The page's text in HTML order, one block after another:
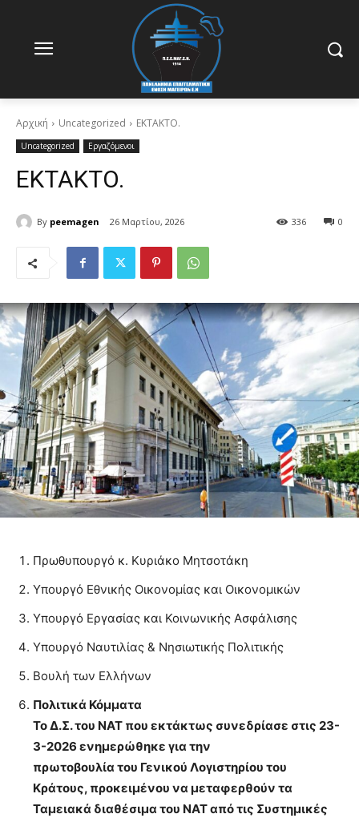
Αρχική Uncategorized EKTAKTO.
Uncategorized Εργαζόμενοι
EKTAKTO.
By peemagen 26 Μαρτίου, 2026 0
336
Πρωθυπουργό κ. Κυριάκο Μητσοτάκη
Υπουργό Εθνικής Οικονομίας και Οικονομικών
Υπουργό Εργασίας και Κοινωνικής Ασφάλισης
Υπουργό Ναυτιλίας & Νησιωτικής Πολιτικής
Βουλή των Ελλήνων
Πολιτικά Κόμματα
Το Δ.Σ. του ΝΑΤ που εκτάκτως συνεδρίασε στις 23-
3-2026 ενημερώθηκε για την
πρωτοβουλία του Γενικού Λογιστηρίου του
Κράτους, προκειμένου να μεταφερθούν τα
Ταμειακά διαθέσιμα του ΝΑΤ από τις Συστημικές